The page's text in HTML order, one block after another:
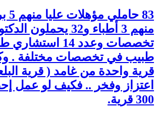
83
منهم 3 أطباء و32
طبيب في تخصصات مختلفة .
قرية واحدة من غامد ( قرية
اعتزاز وفخر .. فكيف لو عمل
300 قرية.